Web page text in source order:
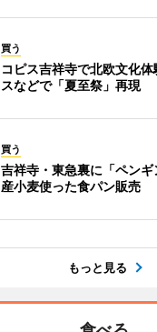
買う
コピス吉祥寺で北欧文化
スなどで「夏至祭」再現
買う
吉祥寺・東急裏に「ペン
産小麦使った食パン販売
もっと見る